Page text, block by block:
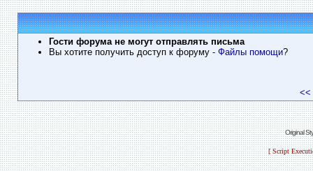
Гости форума не могут отправлять письма
Вы хотите получить доступ к форуму - Файлы помощи?
<<
Original
[ Script